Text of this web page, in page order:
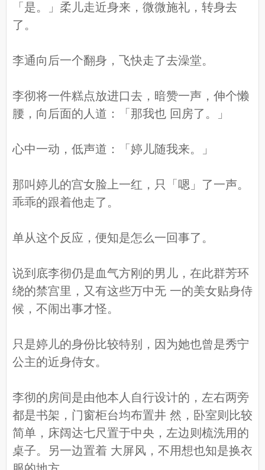
「是。」柔儿走近身来，微微施礼，转身去
了。
李通向后一个翻身，飞快走了去澡堂。
李彻将一件糕点放进口去，暗赞一声，伸个懒
腰，向后面的人道：「那我也 回房了。」
心中一动，低声道：「婷儿随我来。」
那叫婷儿的宫女脸上一红，只「嗯」了一声。
乖乖的跟着他走了。
单从这个反应，便知是怎么一回事了。
说到底李彻仍是血气方刚的男儿，在此群芳环
绕的禁宫里，又有这些万中无 一的美女贴身侍
候，不闹出事才怪。
只是婷儿的身份比较特别，因为她也曾是秀宁
公主的近身侍女。
李彻的房间是由他本人自行设计的，左右两旁
都是书架，门窗柜台均布置井 然，卧室则比较
简单，床阔达七尺置于中央，左边则梳洗用的
桌子。另一边置着 大屏风，不用想也知是换衣